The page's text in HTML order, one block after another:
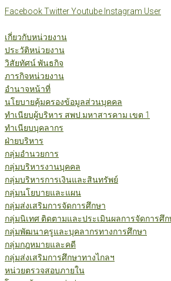
Skip
content
FacebookTwitterYoutube Instagram User
เกี่ยวกับหน่วยงาน
ประวัติหน่วยงาน
วิสัยทัศน์ พันธกิจ
ภารกิจหน่วยงาน
อำนาจหน้าที่
นโยบายคุ้มครองข้อมูลส่วนบุคคล
ทำเนียบผู้บริหาร สพป.มหาสารคาม เขต 1
ทำเนียบบุคลากร
ฝ่ายบริหาร
กลุ่มอำนวยการ
กลุ่มบริหารงานบุคคล
กลุ่มบริหารการเงินและสินทรัพย์
กลุ่มนโยบายและแผน
กลุ่มส่งเสริมการจัดการศึกษา
กลุ่มนิเทศ ติดตามและประเมินผลการจัดการศึก
กลุ่มพัฒนาครูและบุคลากรทางการศึกษา
กลุ่มกฎหมายและคดี
กลุ่มส่งเสริมการศึกษาทางไกลฯ
หน่วยตรวจสอบภายใน